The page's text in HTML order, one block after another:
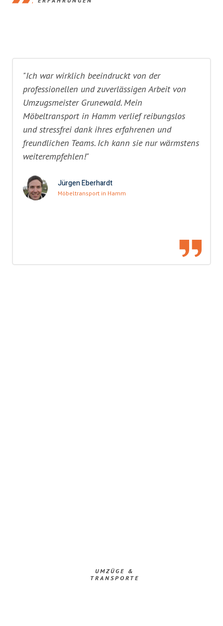
"Ich war wirklich beeindruckt von der
professionellen und zuverlässigen Arbeit von
Umzugsmeister Grunewald. Mein
Möbeltransport in Hamm verlief reibungslos
und stressfrei dank ihres erfahrenen und
freundlichen Teams. Ich kann sie nur wärmstens
weiterempfehlen!"
Jürgen Eberhardt
Möbeltransport in Hamm
UMZÜGE &
TRANSPORTE